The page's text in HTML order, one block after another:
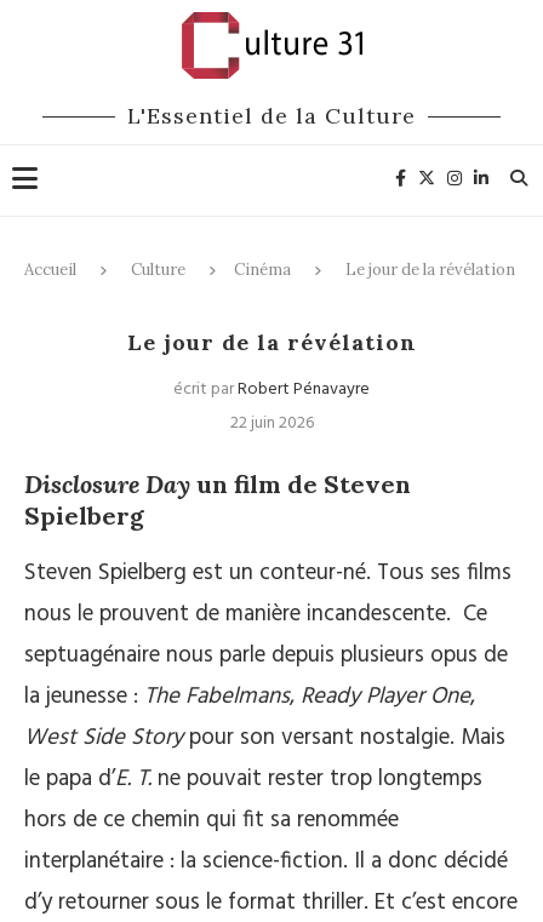
L'Essentiel de la Culture
Accueil Culture Cinéma Le jour de la révélation
Le jour de la révélation
écrit parRobert Pénavayre
22 juin 2026
Disclosure Day un film de Steven
Spielberg
Steven Spielberg est un conteur-né. Tous ses films
nous le prouvent de manière incandescente. Ce
septuagénaire nous parle depuis plusieurs opus de
la jeunesse : The Fabelmans, Ready Player One,
West Side Storypour son versant nostalgie. Mais
le papa d’E. T. ne pouvait rester trop longtemps
hors de ce chemin qui fit sa renommée
interplanétaire : la science-fiction. Il a donc décidé
d’y retourner sous le format thriller. Et c’est encore